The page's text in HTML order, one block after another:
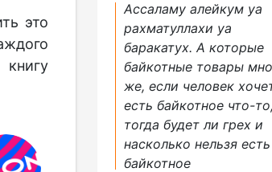
это
Ассаламу алейкум уа
рахматуллахи уа
баракатух. А которые
байкотные товары
же, если человек
есть байкотное что-то,
тогда будет ли грех и
насколько нельзя есть
байкотное